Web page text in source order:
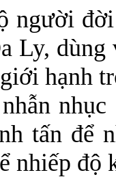
người
Ly, dùng
hạnh
tấn để
nhiếp độ